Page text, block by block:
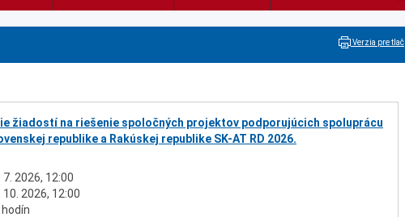
Verzia pre tlač
žiadostí na riešenie spoločných projektov podporujúcich spoluprácu
republike a Rakúskej republike SK-AT RD 2026.
2026, 12:00
2026, 12:00